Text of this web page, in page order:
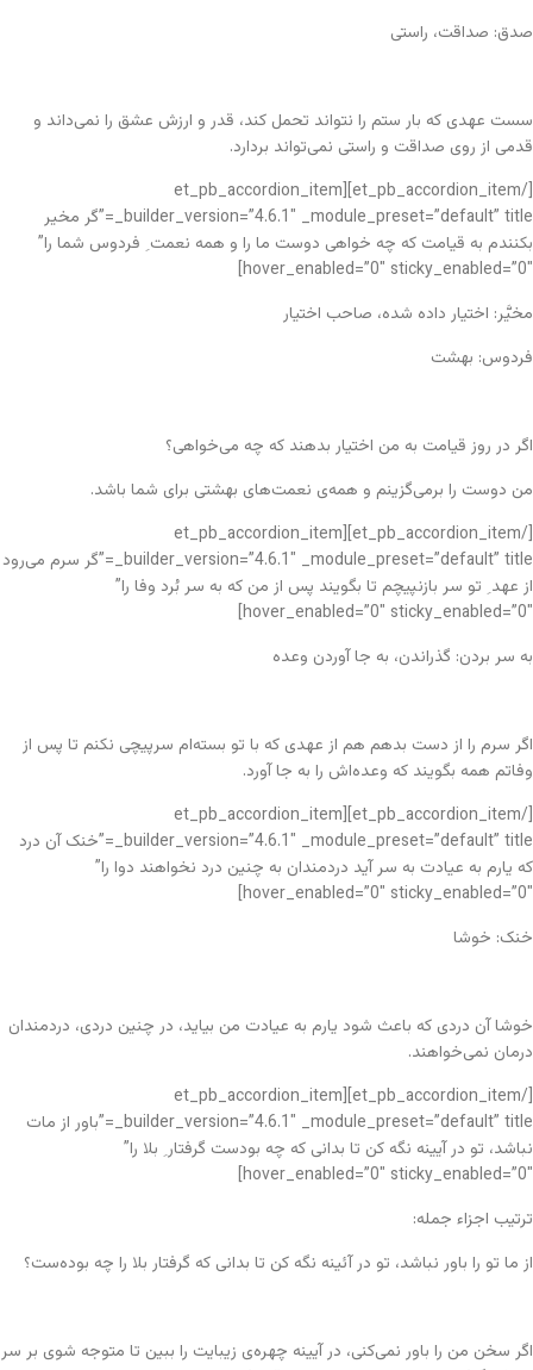
صدق: صداقت، راستی
سست عهدی که بار ستم را نتواند تحمل کند، قدر و ارزش عشق را نمی‌داند و
قدمی از روی صداقت و راستی نمی‌تواند بردارد.
[/et_pb_accordion_item][et_pb_accordion_item
_builder_version=”4.6.1″ _module_preset=”default” title=”گر مخیر
بکنندم به قیامت که چه خواهی دوست ما را و همه نعمت ِ فردوس شما را”
hover_enabled=”0″ sticky_enabled=”0″]
مخیَّر: اختیار داده شده، صاحب اختیار
فردوس: بهشت
اگر در روز قیامت به من اختیار بدهند که چه می‌خواهی؟
من دوست را برمی‌گزینم و همه‌ی نعمت‌های بهشتی برای شما باشد.
[/et_pb_accordion_item][et_pb_accordion_item
_builder_version=”4.6.1″ _module_preset=”default” title=”گر سرم می‌رود
از عهد ِ تو سر بازنپیچم تا بگویند پس از من که به سر بُرد وفا را”
hover_enabled=”0″ sticky_enabled=”0″]
به سر بردن: گذراندن، به جا آوردن وعده
اگر سرم را از دست بدهم هم از عهدی که با تو بسته‌ام سرپیچی نکنم تا پس از
وفاتم همه بگویند که وعده‌اش را به جا آورد.
[/et_pb_accordion_item][et_pb_accordion_item
_builder_version=”4.6.1″ _module_preset=”default” title=”خنک آن درد
که یارم به عیادت به سر آید دردمندان به چنین درد نخواهند دوا را”
hover_enabled=”0″ sticky_enabled=”0″]
خنک: خوشا
خوشا آن دردی که باعث شود یارم به عیادت من بیاید، در چنین دردی، دردمندان
درمان نمی‌خواهند.
[/et_pb_accordion_item][et_pb_accordion_item
_builder_version=”4.6.1″ _module_preset=”default” title=”باور از مات
نباشد، تو در آیینه نگه کن تا بدانی که چه بودست گرفتار ِ بلا را”
hover_enabled=”0″ sticky_enabled=”0″]
ترتیب اجزاء جمله:
از ما تو را باور نباشد، تو در آئینه نگه کن تا بدانی که گرفتار بلا را چه بوده‌ست؟
اگر سخن من را باور نمی‌کنی، در آیینه چهره‌ی زیبایت را ببین تا متوجه شوی بر سر